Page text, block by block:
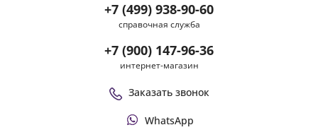
+7 (499) 938-90-60
справочная служба
+7 (900) 147-96-36
интернет-магазин
Заказать звонок
WhatsApp